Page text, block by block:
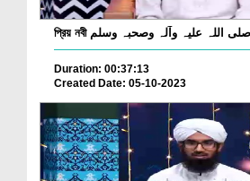
Duration: 00:37:13
Created Date: 05-10-2023